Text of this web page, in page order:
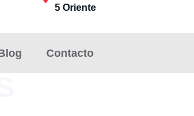
5 Oriente
Contacto